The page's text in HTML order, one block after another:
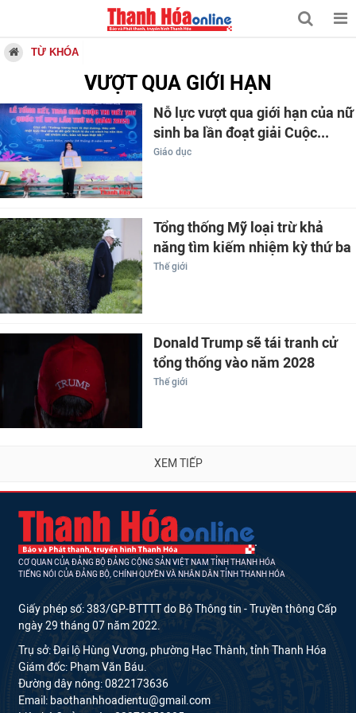
TỪ KHÓA
VƯỢT QUA GIỚI HẠN
Nỗ lực vượt qua giới hạn của nữ
sinh ba lần đoạt giải Cuộc...
Giáo dục
Tổng thống Mỹ loại trừ khả
năng tìm kiếm nhiệm kỳ thứ ba
Thế giới
Donald Trump sẽ tái tranh cử
tổng thống vào năm 2028
Thế giới
XEM TIẾP
CƠ QUAN CỦA ĐẢNG BỘ ĐẢNG CỘNG SẢN VIỆT NAM TỈNH THANH HÓA
TIẾNG NÓI CỦA ĐẢNG BỘ, CHÍNH QUYỀN VÀ NHÂN DÂN TỈNH THANH HÓA
Giấy phép số: 383/GP-BTTTT do Bộ Thông tin - Truyền thông Cấp
ngày 29 tháng 07 năm 2022.
Trụ sở: Đại lộ Hùng Vương, phường Hạc Thành, tỉnh Thanh Hóa
Giám đốc: Phạm Văn Báu.
Đường dây nóng: 0822173636
Email: baothanhhoadientu@gmail.com